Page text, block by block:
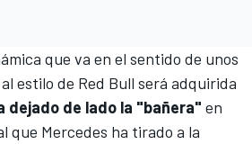
que va en el sentido de unos
estilo de Red Bull será adquirida
dejado de lado la "bañera" en
que Mercedes ha tirado a la